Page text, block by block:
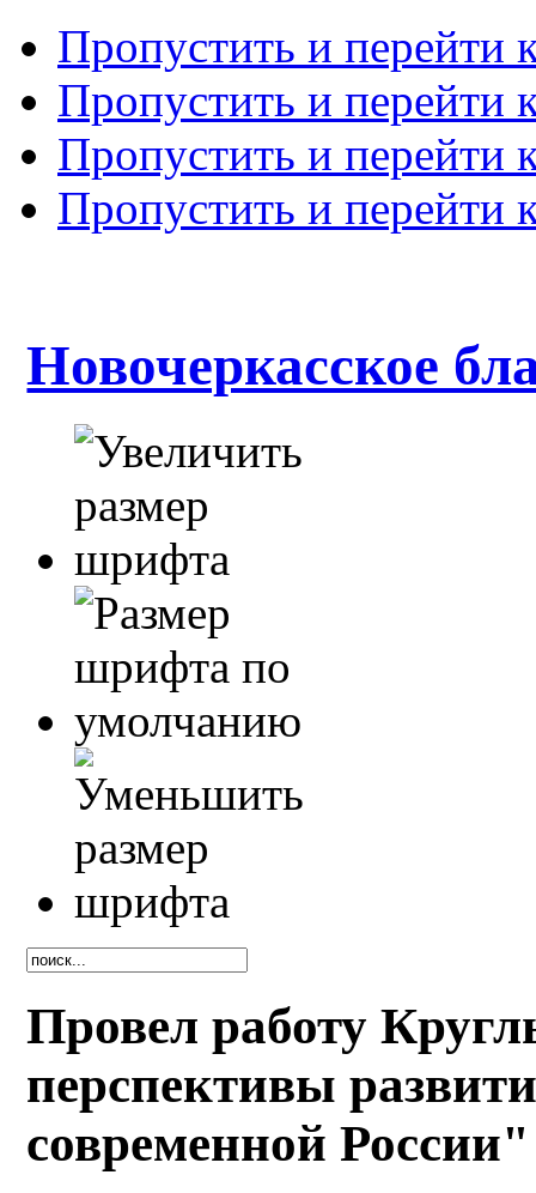
Пропустить и перейти
Пропустить и перейти
Пропустить и перейти
Пропустить и перейти
Новочеркасское
Провел работу
перспективы
современной России"